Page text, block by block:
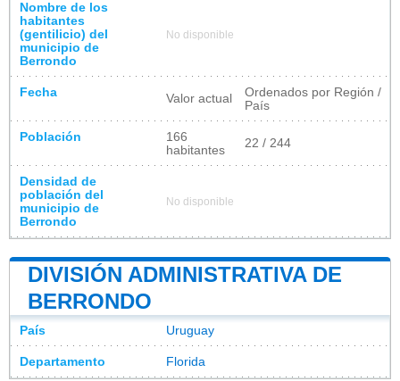
Nombre de los
habitantes
(gentilicio) del
municipio de
Berrondo
No disponible
Fecha Valor actual
Ordenados por Región /
País
Población
166
habitantes
22 / 244
Densidad de
población del
municipio de
Berrondo
No disponible
DIVISIÓN ADMINISTRATIVA DE
BERRONDO
País Uruguay
Departamento Florida